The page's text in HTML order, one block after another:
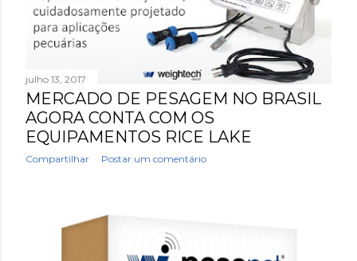
julho 13, 2017
MERCADO DE PESAGEM NO BRASIL
AGORA CONTA COM OS
EQUIPAMENTOS RICE LAKE
Compartilhar Postar um comentário